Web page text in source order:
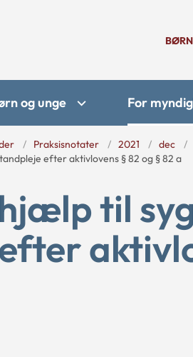
og unge For
Praksisnotater 2021
dec
efter aktivlovens § 82 og § 82 a
til